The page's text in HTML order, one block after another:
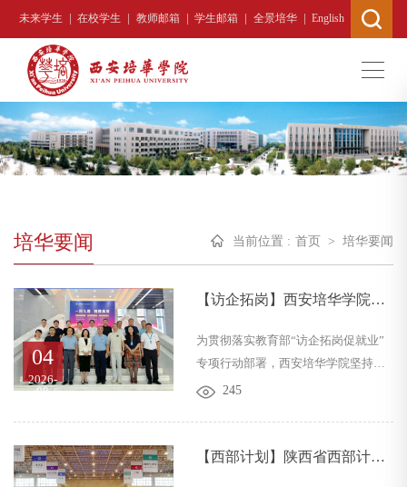
未来学生 | 在校学生 | 教师邮箱 | 学生邮箱 | 全景培华 | English
培华要闻 当前位置 : 首页 > 培华要闻
04
2026-
08
【访企拓岗】西安培华学院赴
作圈”
为贯彻落实教育部“访企拓岗促就业”
专项行动部署，西安培华学院坚持就
业优先战略，统筹部署、精准布局，
校紧扣自身学科特色与区域产业需
245
【西部计划】陕西省西部计划